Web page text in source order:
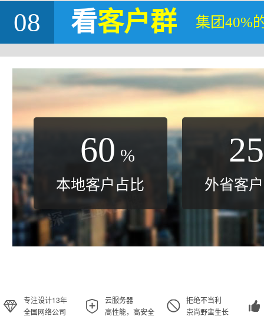
08 看客户群 集团40%
60 %
本地客户占比
25
外省客
专注设计13年
全国网络公司
云服务器
高性能，高安全
拒绝不当利
崇尚野蛮生长